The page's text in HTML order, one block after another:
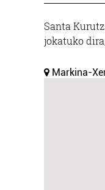
Santa
jokatuko
Markina-